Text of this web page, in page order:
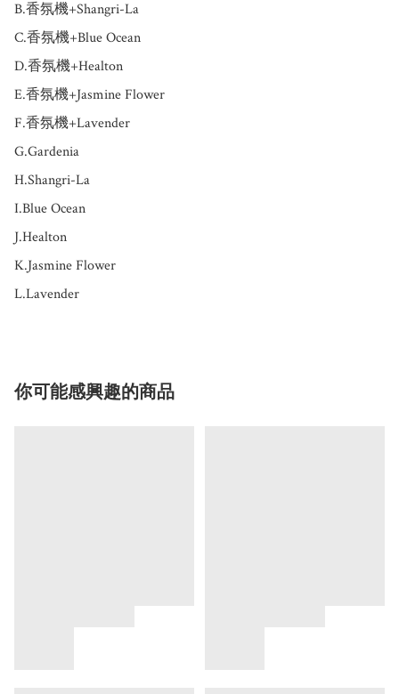
B.香氛機+Shangri-La
C.香氛機+Blue Ocean
D.香氛機+Healton
E.香氛機+Jasmine Flower
F.香氛機+Lavender
G.Gardenia
H.Shangri-La
I.Blue Ocean
J.Healton
K.Jasmine Flower
L.Lavender
你可能感興趣的商品